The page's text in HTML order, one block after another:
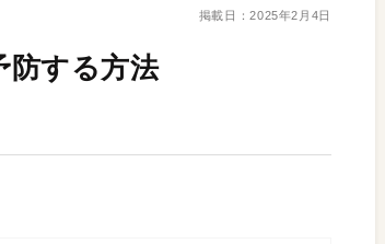
掲載日：2025年2月4日
防する方法